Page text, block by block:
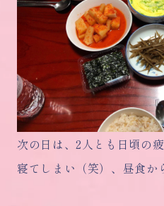
次の日は、2人とも日頃の
寝てしまい（笑）、昼食か